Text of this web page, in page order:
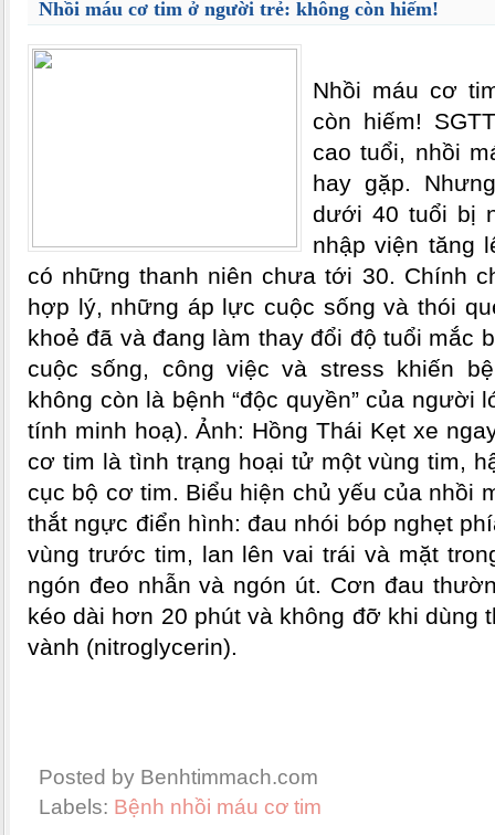
Nhồi máu cơ tim ở người trẻ: không còn hiếm!
Nhồi máu cơ
còn hiếm!
cao tuổi, nhồi
hay gặp.
dưới 40 tuổi bị
nhập viện tăng
có những thanh niên chưa tới 30. Chính
hợp lý, những áp lực cuộc sống và thói
khoẻ đã và đang làm thay đổi độ tuổi mắc
cuộc sống, công việc và stress khiến
không còn là bệnh “độc quyền” của người
tính minh hoạ). Ảnh: Hồng Thái Kẹt xe
cơ tim là tình trạng hoại tử một vùng tim,
cục bộ cơ tim. Biểu hiện chủ yếu của nhồi
thắt ngực điển hình: đau nhói bóp nghẹt
vùng trước tim, lan lên vai trái và mặt
ngón đeo nhẫn và ngón út. Cơn đau
kéo dài hơn 20 phút và không đỡ khi dùng
vành (nitroglycerin).
Posted by Benhtimmach.com
Labels: Bệnh nhồi máu cơ tim